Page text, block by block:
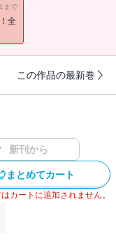
まで
全
この作品の最新巻
新刊から
まとめてカート
カートに追加されません。